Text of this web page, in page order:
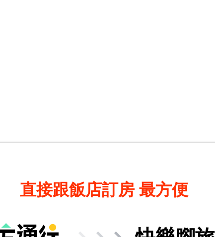
直接跟飯店訂房 最方便